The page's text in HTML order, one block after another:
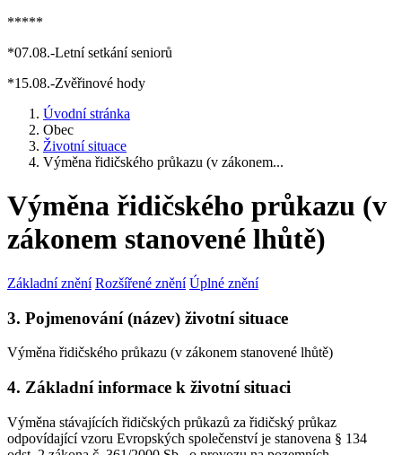
*****
*07.08.-Letní setkání seniorů
*15.08.-Zvěřinové hody
Úvodní stránka
Obec
Životní situace
Výměna řidičského průkazu (v zákonem...
Výměna řidičského průkazu (v
zákonem stanovené lhůtě)
Základní znění Rozšířené znění Úplné znění
3. Pojmenování (název) životní situace
Výměna řidičského průkazu (v zákonem stanovené lhůtě)
4. Základní informace k životní situaci
Výměna stávajících řidičských průkazů za řidičský průkaz
odpovídající vzoru Evropských společenství je stanovena § 134